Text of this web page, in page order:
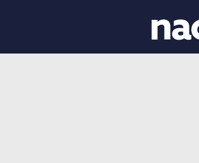
artículo actual mediante Email
artículo actual mediante Facebook
artículo actual mediante Twitter
artículo actual mediante global.social-